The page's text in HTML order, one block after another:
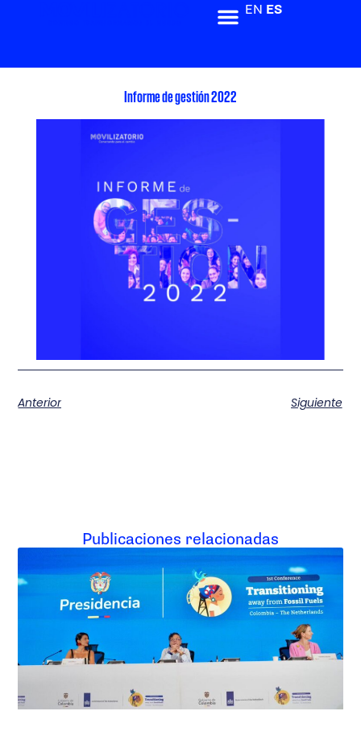
EN ES
Informe de gestión 2022
Anterior Siguiente
Publicaciones relacionadas